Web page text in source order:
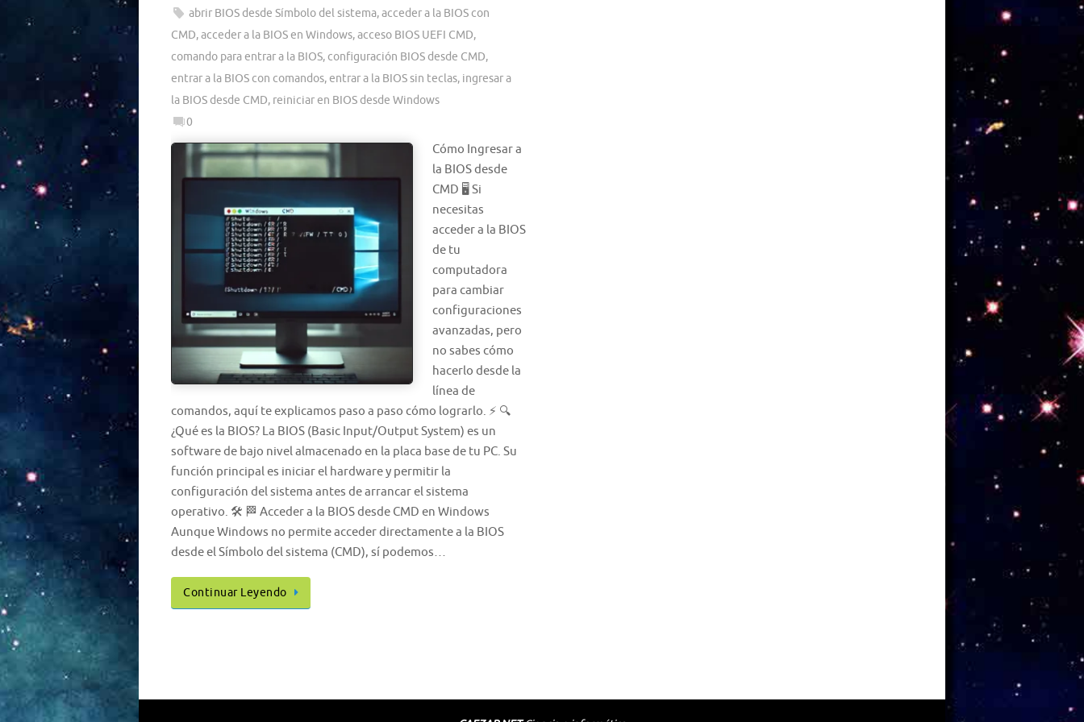
abrir BIOS desde Símbolo del sistema,acceder a la BIOS con
CMD,acceder a la BIOS en Windows,acceso BIOS UEFI CMD,
comando para entrar a la BIOS, configuración BIOS desde CMD,
entrar a la BIOS con comandos,entrar a la BIOS sin teclas, ingresar a
la BIOS desde CMD, reiniciar en BIOS desde Windows
0
Cómo Ingresar a
la BIOS desde
CMD 🖥️ Si
necesitas
acceder a la BIOS
de tu
computadora
para cambiar
configuraciones
avanzadas, pero
no sabes cómo
hacerlo desde la
línea de
comandos, aquí te explicamos paso a paso cómo lograrlo. ⚡ 🔍
¿Qué es la BIOS? La BIOS (Basic Input/Output System) es un
software de bajo nivel almacenado en la placa base de tu PC. Su
función principal es iniciar el hardware y permitir la
configuración del sistema antes de arrancar el sistema
operativo. 🛠️ 🏁 Acceder a la BIOS desde CMD en Windows
Aunque Windows no permite acceder directamente a la BIOS
desde el Símbolo del sistema (CMD), sí podemos…
Continuar Leyendo